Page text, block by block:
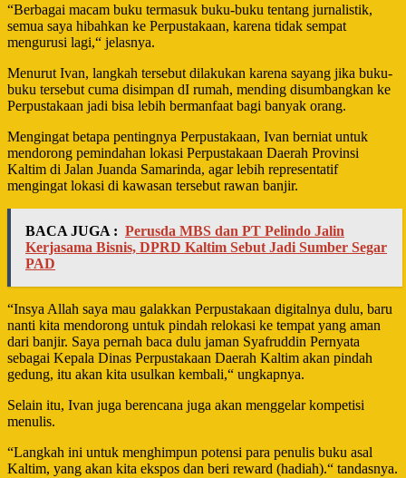
“Berbagai macam buku termasuk buku-buku tentang jurnalistik,
semua saya hibahkan ke Perpustakaan, karena tidak sempat
mengurusi lagi,“ jelasnya.
Menurut Ivan, langkah tersebut dilakukan karena sayang jika buku-
buku tersebut cuma disimpan dI rumah, mending disumbangkan ke
Perpustakaan jadi bisa lebih bermanfaat bagi banyak orang.
Mengingat betapa pentingnya Perpustakaan, Ivan berniat untuk
mendorong pemindahan lokasi Perpustakaan Daerah Provinsi
Kaltim di Jalan Juanda Samarinda, agar lebih representatif
mengingat lokasi di kawasan tersebut rawan banjir.
BACA JUGA : Perusda MBS dan PT Pelindo Jalin
Kerjasama Bisnis, DPRD Kaltim Sebut Jadi Sumber Segar
PAD
“Insya Allah saya mau galakkan Perpustakaan digitalnya dulu, baru
nanti kita mendorong untuk pindah relokasi ke tempat yang aman
dari banjir. Saya pernah baca dulu jaman Syafruddin Pernyata
sebagai Kepala Dinas Perpustakaan Daerah Kaltim akan pindah
gedung, itu akan kita usulkan kembali,“ ungkapnya.
Selain itu, Ivan juga berencana juga akan menggelar kompetisi
menulis.
“Langkah ini untuk menghimpun potensi para penulis buku asal
Kaltim, yang akan kita ekspos dan beri reward (hadiah).“ tandasnya.